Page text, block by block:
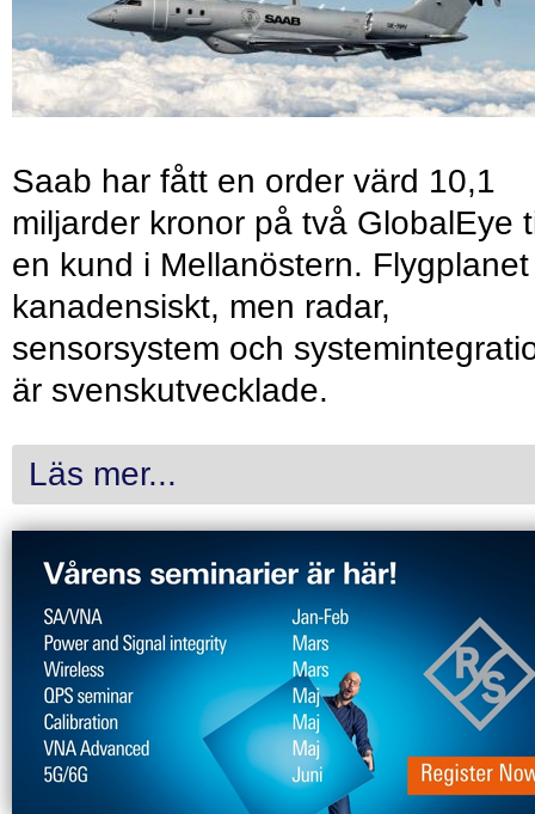
Saab har fått en order värd 10,1
miljarder kronor på två GlobalEye
en kund i Mellanöstern.
kanadensiskt, men radar,
sensorsystem och
är svenskutvecklade.
Läs mer...